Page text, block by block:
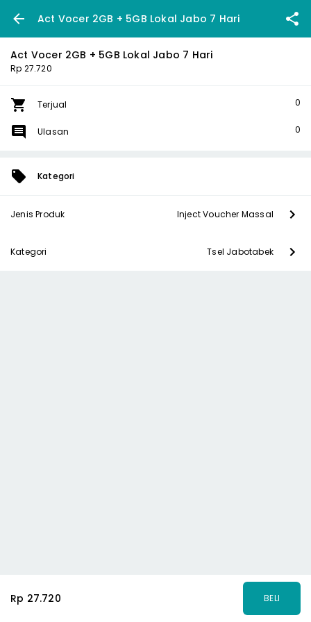
Act Vocer 2GB + 5GB Lokal Jabo 7 Hari
Act Vocer 2GB + 5GB Lokal Jabo 7 Hari
Rp 27.720
Terjual 0
Ulasan 0
Kategori
Jenis Produk Inject Voucher Massal
Kategori Tsel Jabotabek
Rp 27.720 BELI